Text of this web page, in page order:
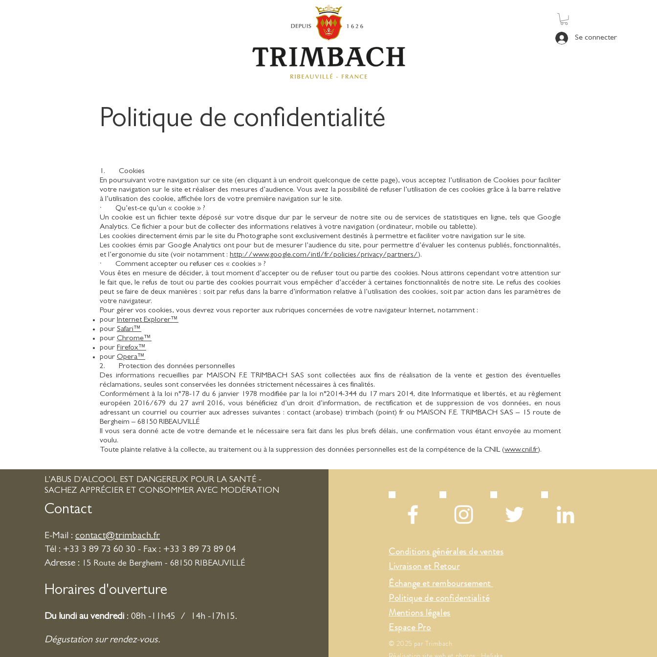
Se connecter
Politique de confidentialité
1. Cookies
En poursuivant votre navigation sur ce site (en cliquant à un endroit quelconque de cette page), vous acceptez l’utilisation de Cookies pour faciliter
votre navigation sur le site et réaliser des mesures d’audience. Vous avez la possibilité de refuser l’utilisation de ces cookies grâce à la barre relative
à l’utilisation des cookie, affichée lors de votre première navigation sur le site.
· Qu’est-ce qu’un « cookie » ?
Un cookie est un fichier texte déposé sur votre disque dur par le serveur de notre site ou de services de statistiques en ligne, tels que Google
Analytics. Ce fichier a pour but de collecter des informations relatives à votre navigation (ordinateur, mobile ou tablette).
Les cookies directement émis par le site du Photographe sont exclusivement destinés à permettre et faciliter votre navigation sur le site.
Les cookies émis par Google Analytics ont pour but de mesurer l’audience du site, pour permettre d’évaluer les contenus publiés, fonctionnalités,
et l’ergonomie du site (voir notamment : http://www.google.com/intl/fr/policies/privacy/partners/).
· Comment accepter ou refuser ces « cookies » ?
Vous êtes en mesure de décider, à tout moment d’accepter ou de refuser tout ou partie des cookies. Nous attirons cependant votre attention sur
le fait que, le refus de tout ou partie des cookies pourrait vous empêcher d’accéder à certaines fonctionnalités de notre site. Le refus des cookies
peut se faire de deux manières : soit par refus dans la barre d’information relative à l’utilisation des cookies, soit par action dans les paramètres de
votre navigateur.
Pour gérer vos cookies, vous devrez vous reporter aux rubriques concernées de votre navigateur Internet, notamment :
pour Internet Explorer™
pour Safari™
pour Chrome™
pour Firefox™
pour Opera™
2. Protection des données personnelles
Des informations recueillies par MAISON F.E TRIMBACH SAS sont collectées aux fins de réalisation de la vente et gestion des éventuelles
réclamations, seules sont conservées les données strictement nécessaires à ces finalités.
Conformément à la loi n°78-17 du 6 janvier 1978 modifiée par la loi n°2014-344 du 17 mars 2014, dite Informatique et libertés, et au règlement
européen 2016/679 du 27 avril 2016, vous bénéficiez d’un droit d’information, de rectification et de suppression de vos données, en nous
adressant un courriel ou courrier aux adresses suivantes : contact (arobase) trimbach (point) fr ou MAISON F.E. TRIMBACH SAS – 15 route de
Bergheim – 68150 RIBEAUVILLÉ
Il vous sera donné acte de votre demande et le nécessaire sera fait dans les plus brefs délais, une confirmation vous étant envoyée au moment
voulu.
Toute plainte relative à la collecte, au traitement ou à la suppression des données personnelles est de la compétence de la CNIL (www.cnil.fr).
L'ABUS D'ALCOOL EST DANGEREUX POUR LA SANTÉ -
SACHEZ APPRÉCIER ET CONSOMMER AVEC MODÉRATION
Contact
E-Mail : contact@trimbach.fr
Tél : +33 3 89 73 60 30 - Fax : +33 3 89 73 89 04
Adresse : 15 Route de Bergheim - 68150 RIBEAUVILLÉ
Horaires d'ouverture
Du lundi au vendredi : 08h -11h45 / 14h -17h15.
Dégustation sur rendez-vous.
Conditions générales de ventes
Livraison et Retour
Échange et remboursement
Politique de confidentialité
Mentions légales
Espace Pro
© 2025 par Trimbach